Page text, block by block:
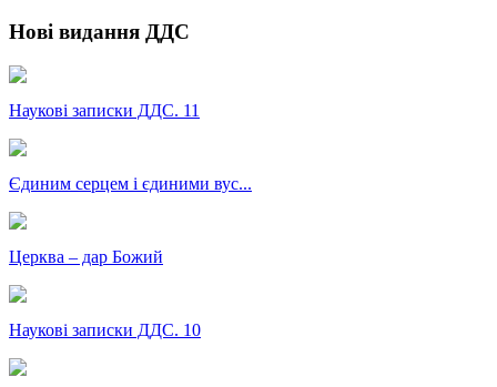
Нові видання ДДС
Наукові записки ДДС. 11
Єдиним серцем і єдиними вус...
Церква – дар Божий
Наукові записки ДДС. 10